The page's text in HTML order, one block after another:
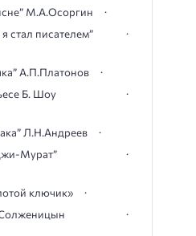
М.А.Осоргин
стал писателем”
А.П.Платонов
Б. Шоу
Л.Н.Андреев
Мурат”
ключик»